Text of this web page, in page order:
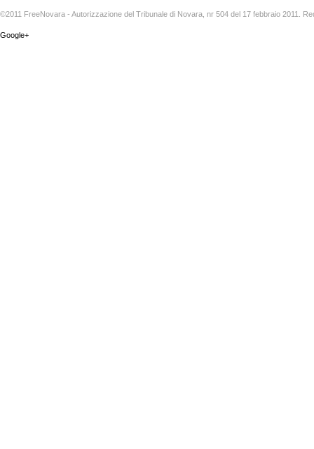
©2011 FreeNovara - Autorizzazione del Tribunale di Novara, nr 504 del 17 febbraio 2011.
Google+